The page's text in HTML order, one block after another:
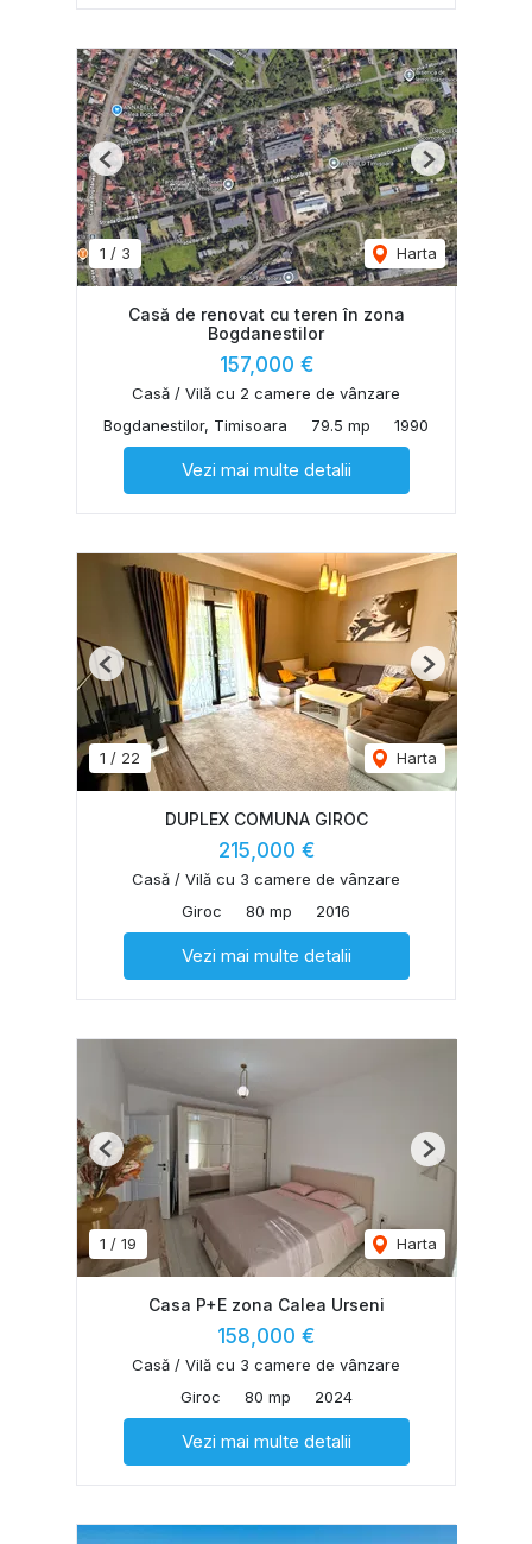
1 / 3 Harta
Previous Next
Casă de renovat cu teren în zona
Bogdanestilor
157,000 €
Casă / Vilă cu 2 camere de vânzare
Bogdanestilor, Timisoara
79.5 mp 1990
Vezi mai multe detalii
1 / 22 Harta
Previous Next
DUPLEX COMUNA GIROC
215,000 €
Casă / Vilă cu 3 camere de vânzare
Giroc
80 mp 2016
Vezi mai multe detalii
1 / 19 Harta
Previous Next
Casa P+E zona Calea Urseni
158,000 €
Casă / Vilă cu 3 camere de vânzare
Giroc
80 mp 2024
Vezi mai multe detalii